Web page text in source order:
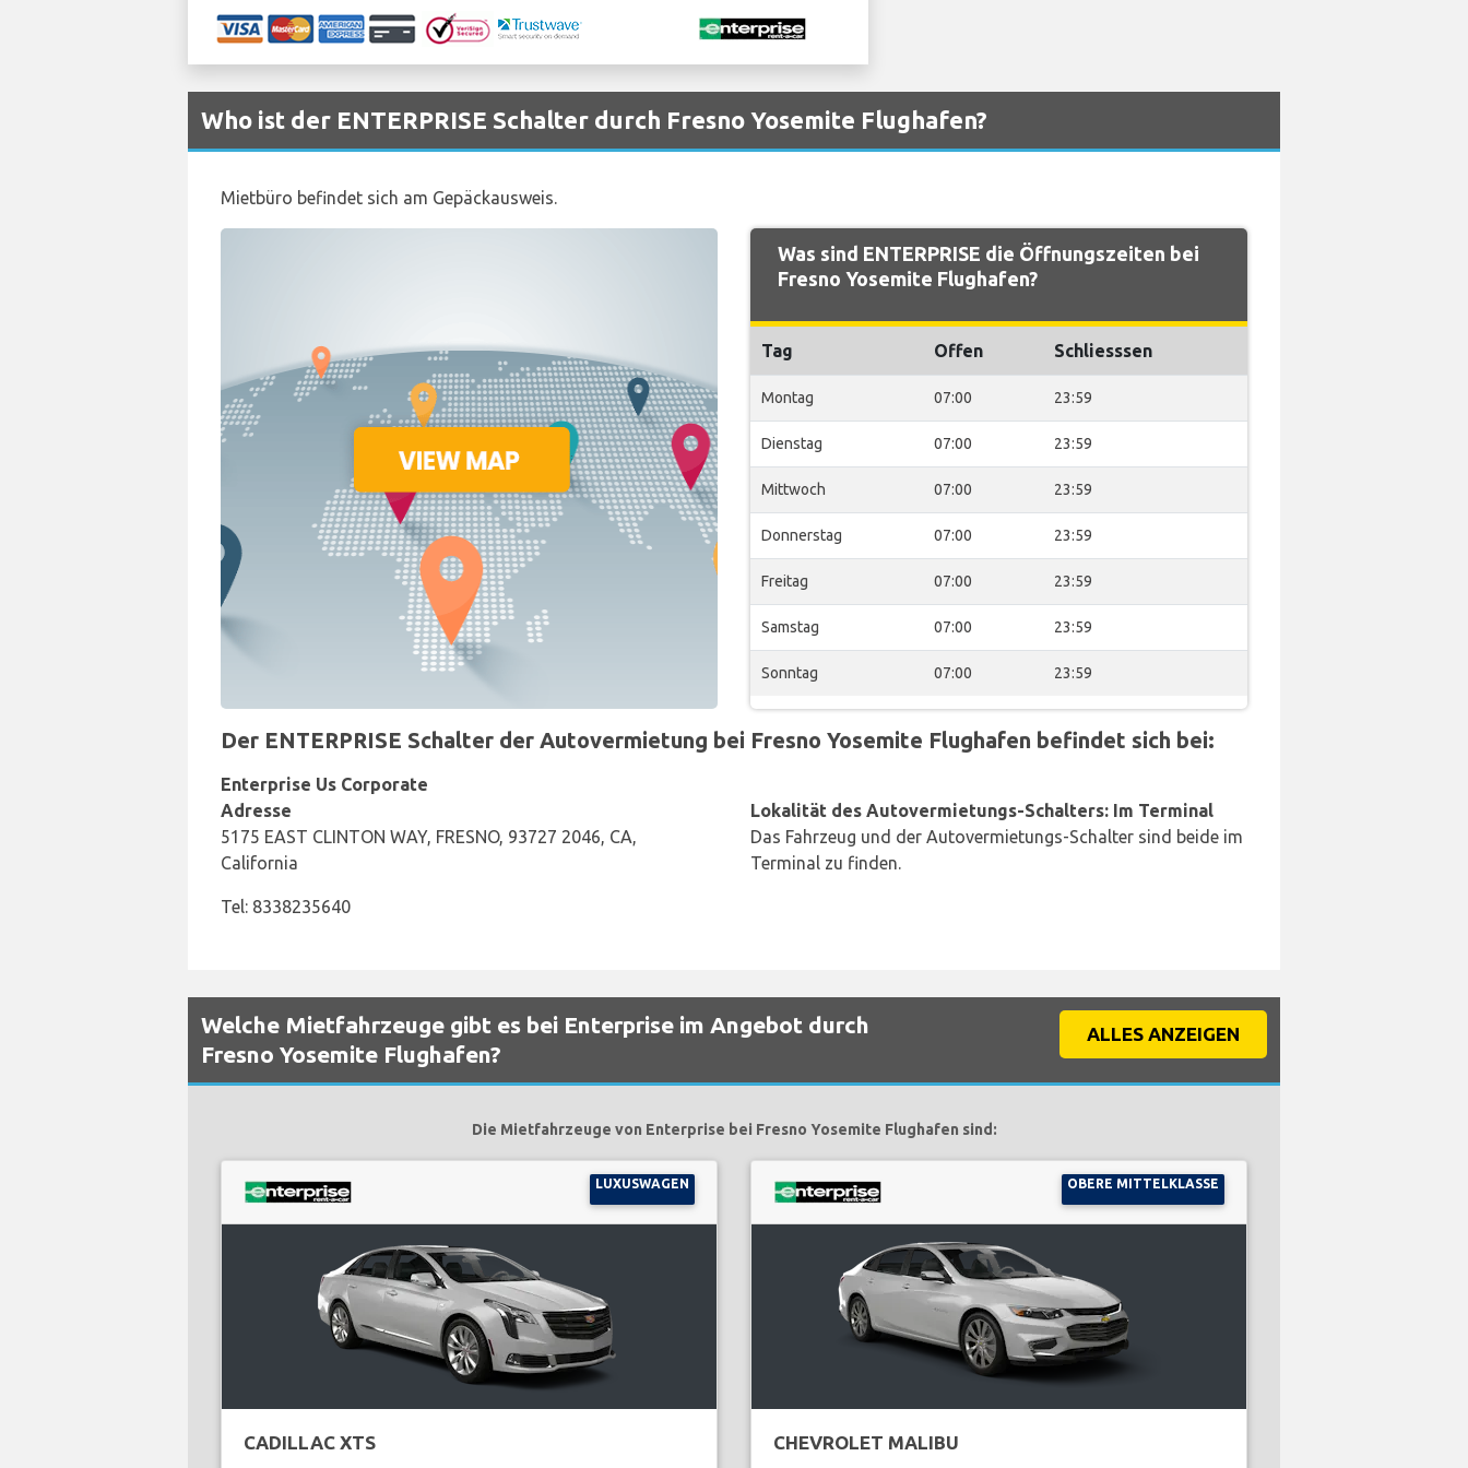
Who ist der ENTERPRISE Schalter durch Fresno Yosemite Flughafen?
Mietbüro befindet sich am Gepäckausweis.
Was sind ENTERPRISE die Öffnungszeiten bei
Fresno Yosemite Flughafen?
Tag Offen Schliesssen
Montag 07:00 23:59
Dienstag 07:00 23:59
Mittwoch 07:00 23:59
Donnerstag 07:00 23:59
Freitag 07:00 23:59
Samstag 07:00 23:59
Sonntag 07:00 23:59
Der ENTERPRISE Schalter der Autovermietung bei Fresno Yosemite Flughafen befindet sich bei:
Enterprise Us Corporate
Adresse
5175 EAST CLINTON WAY, FRESNO, 93727 2046, CA,
California
Tel: 8338235640
Lokalität des Autovermietungs-Schalters: Im Terminal
Das Fahrzeug und der Autovermietungs-Schalter sind beide im
Terminal zu finden.
Welche Mietfahrzeuge gibt es bei Enterprise im Angebot durch
Fresno Yosemite Flughafen?
ALLES ANZEIGEN
Die Mietfahrzeuge von Enterprise bei Fresno Yosemite Flughafen sind:
LUXUSWAGEN
CADILLAC XTS
OBERE MITTELKLASSE
CHEVROLET MALIBU